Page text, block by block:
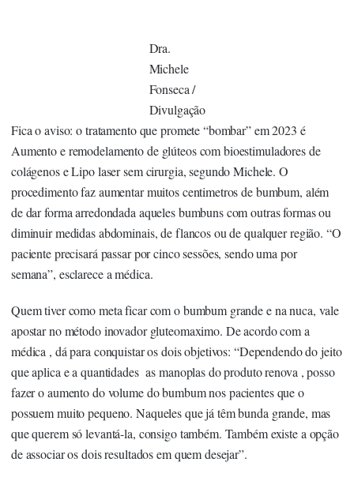
Dra.
Michele
Fonseca /
Divulgação
Fica o aviso: o tratamento que promete “bombar” em 2023 é
Aumento e remodelamento de glúteos com bioestimuladores de
colágenos e Lipo laser sem cirurgia, segundo Michele. O
procedimento faz aumentar muitos centimetros de bumbum, além
de dar forma arredondada aqueles bumbuns com outras formas ou
diminuir medidas abdominais, de flancos ou de qualquer região. “O
paciente precisará passar por cinco sessões, sendo uma por
semana”, esclarece a médica.
Quem tiver como meta ficar com o bumbum grande e na nuca, vale
apostar no método inovador gluteomaximo. De acordo com a
médica , dá para conquistar os dois objetivos: “Dependendo do jeito
que aplica e a quantidades as manoplas do produto renova , posso
fazer o aumento do volume do bumbum nos pacientes que o
possuem muito pequeno. Naqueles que já têm bunda grande, mas
que querem só levantá-la, consigo também. Também existe a opção
de associar os dois resultados em quem desejar”.